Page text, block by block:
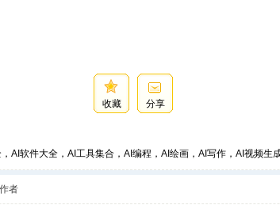
收藏 分享
AI软件大全，AI工具集合，AI编程，AI绘画，AI写作，AI视频生
者